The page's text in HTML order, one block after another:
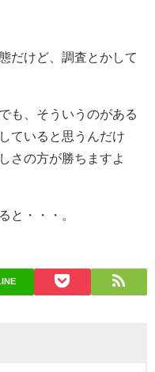
だけど、調査とかして
も、そういうのがある
ていると思うんだけ
さの方が勝ちますよ
と・・・。